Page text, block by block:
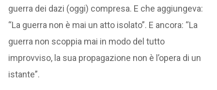
guerra dei dazi (oggi) compresa. E che aggiungeva:
“La guerra non è mai un atto isolato”. E ancora: “La
guerra non scoppia mai in modo del tutto
improvviso, la sua propagazione non è l’opera di un
istante”.